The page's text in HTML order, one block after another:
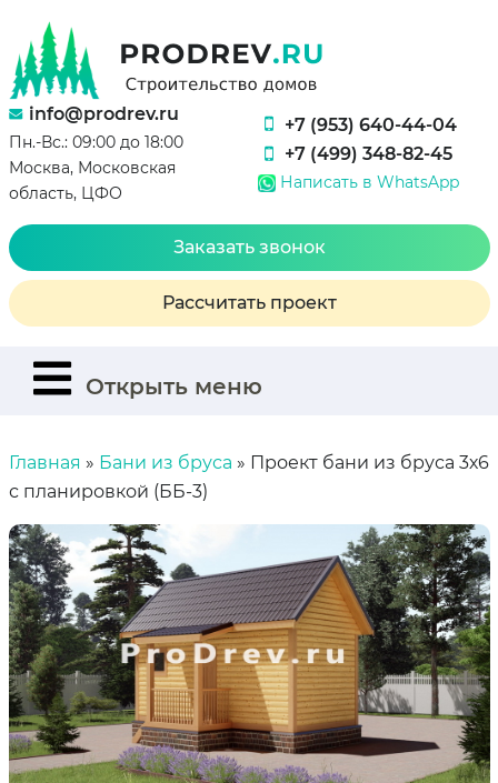
info@prodrev.ru
Пн.-Вс.: 09:00 до 18:00
Москва, Московская
область, ЦФО
+7 (953) 640-44-04
+7 (499) 348-82-45
Написать в WhatsApp
Заказать звонок
Рассчитать проект
Открыть меню
Главная » Бани из бруса » Проект бани из бруса 3х6
с планировкой (ББ-3)